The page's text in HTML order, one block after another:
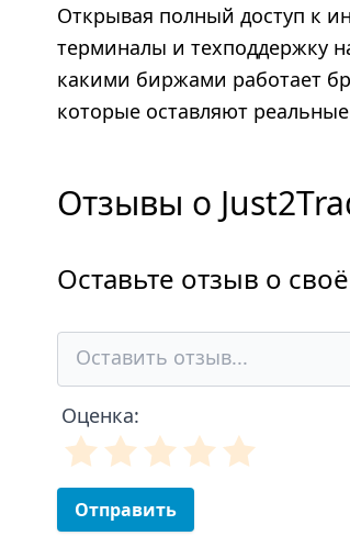
Открывая полный доступ к
терминалы и техподдержку
какими биржами работает
которые оставляют
Отзывы о
Оставьте отзыв о
Оценка:
Отправить